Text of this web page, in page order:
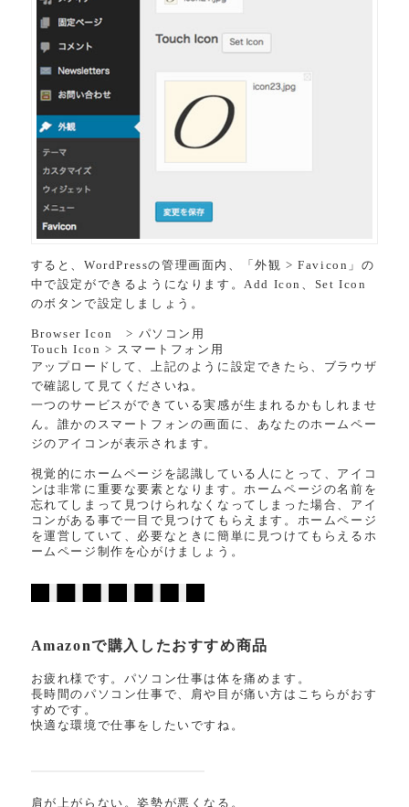
すると、WordPressの管理画面内、「外観 > Favicon」の
中で設定ができるようになります。Add Icon、Set Icon
のボタンで設定しましょう。
Browser Icon > パソコン用
Touch Icon > スマートフォン用
アップロードして、上記のように設定できたら、ブラウザ
で確認して見てくださいね。
一つのサービスができている実感が生まれるかもしれませ
ん。誰かのスマートフォンの画面に、あなたのホームペー
ジのアイコンが表示されます。
視覚的にホームページを認識している人にとって、アイコ
ンは非常に重要な要素となります。ホームページの名前を
忘れてしまって見つけられなくなってしまった場合、アイ
コンがある事で一目で見つけてもらえます。ホームページ
を運営していて、必要なときに簡単に見つけてもらえるホ
ームページ制作を心がけましょう。
Amazonで購入したおすすめ商品
お疲れ様です。パソコン仕事は体を痛めます。
長時間のパソコン仕事で、肩や目が痛い方はこちらがおす
すめです。
快適な環境で仕事をしたいですね。
肩が上がらない。姿勢が悪くなる。